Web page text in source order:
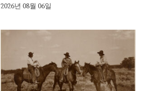
2026년 08월 06일